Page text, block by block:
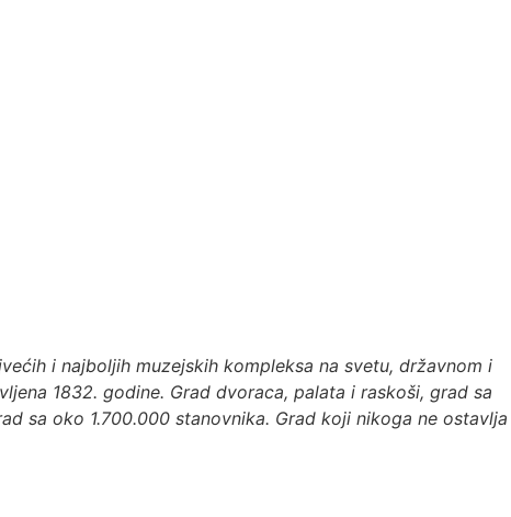
i najboljih muzejskih kompleksa na svetu, državnom i
1832. godine. Grad dvoraca, palata i raskoši, grad sa
sa oko 1.700.000 stanovnika. Grad koji nikoga ne ostavlja